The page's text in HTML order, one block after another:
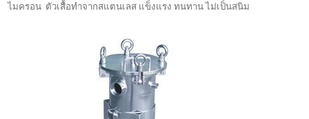
ไมครอน ตัวเสื้อทำจากสแตนเลส แข็งแรง ทนทาน ไม่เป็นสนิม